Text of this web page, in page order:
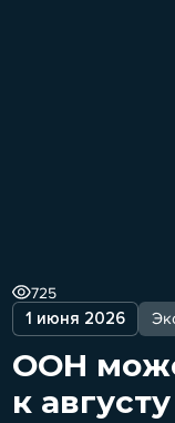
1 июня 2026
725
ООН
к